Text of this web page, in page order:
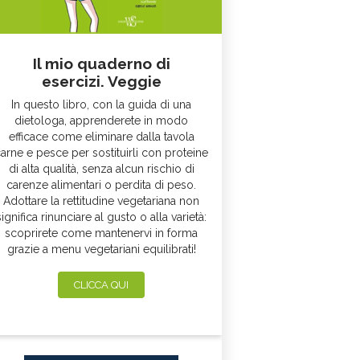
Il mio quaderno di
esercizi. Veggie
In questo libro, con la guida di una
dietologa, apprenderete in modo
efficace come eliminare dalla tavola
e pesce per sostituirli con proteine
di alta qualità, senza alcun rischio di
carenze alimentari o perdita di peso.
Adottare la rettitudine vegetariana non
rinunciare al gusto o alla varietà:
scoprirete come mantenervi in forma
grazie a menu vegetariani equilibrati!
CLICCA QUI